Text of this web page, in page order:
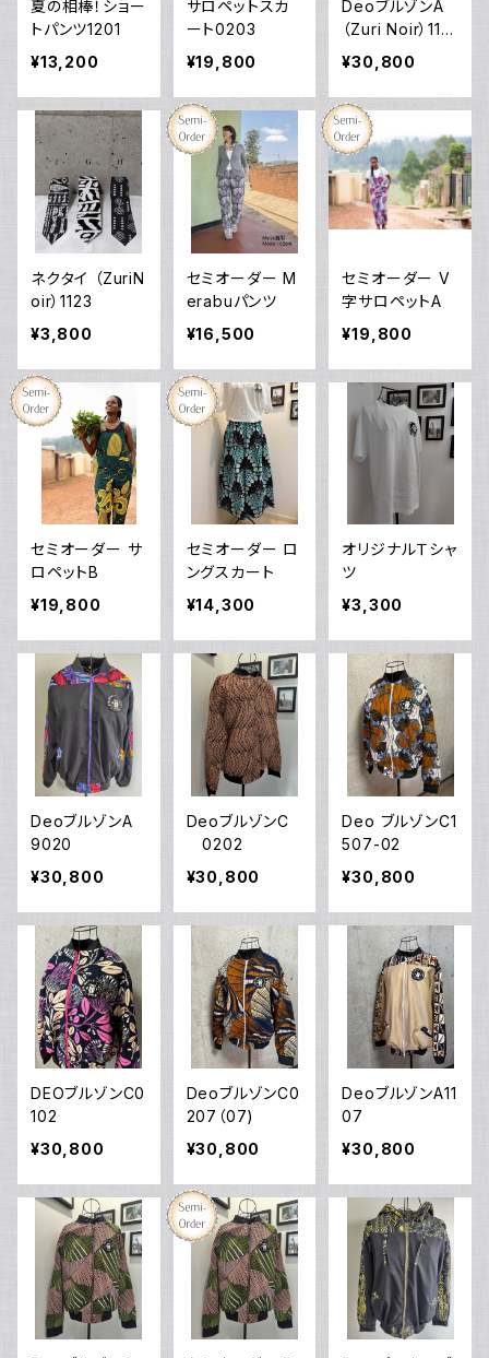
夏の相棒！ショー
トパンツ1201
¥13,200
サロペットスカ
ート0203
¥19,800
DeoブルゾンA
（Zuri Noir）112
3
¥30,800
ネクタイ （ZuriN
oir）1123
¥3,800
セミオーダー M
erabuパンツ
¥16,500
セミオーダー V
字サロペットA
¥19,800
セミオーダー サ
ロペットB
¥19,800
セミオーダー ロ
ングスカート
¥14,300
オリジナルＴシャ
ツ
¥3,300
DeoブルゾンA
9020
¥30,800
DeoブルゾンC
0202
¥30,800
Deo ブルゾンC1
507-02
¥30,800
DEOブルゾンC0
102
¥30,800
DeoブルゾンC0
207（07)
¥30,800
DeoブルゾンA11
07
¥30,800